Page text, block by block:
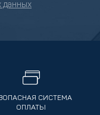
данных
СИСТЕМА
ОПЛАТЫ